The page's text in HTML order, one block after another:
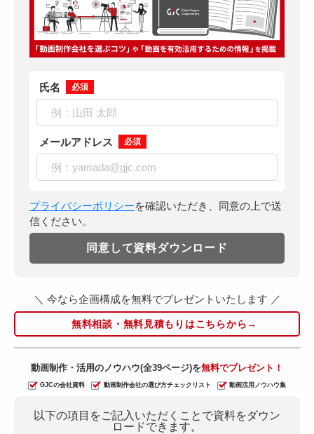
氏名 必須
メールアドレス 必須
プライバシーポリシーを確認いただき、同意の上で送
信ください。
＼ 今なら企画構成を無料でプレゼントいたします ／
無料相談・無料見積もりはこちらから→
動画制作・活用のノウハウ(全39ページ)を無料でプレゼント！
GJCの会社資料 動画制作会社の選び方チェックリスト 動画活用ノウハウ集
以下の項目をご記入いただくことで資料をダウン
ロードできます。